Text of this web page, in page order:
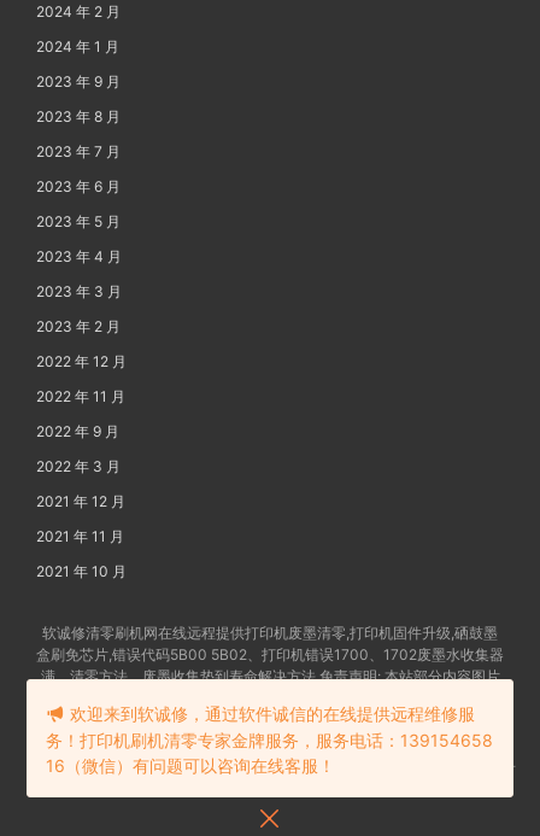
2024 年 2 月
2024 年 1 月
2023 年 9 月
2023 年 8 月
2023 年 7 月
2023 年 6 月
2023 年 5 月
2023 年 4 月
2023 年 3 月
2023 年 2 月
2022 年 12 月
2022 年 11 月
2022 年 9 月
2022 年 3 月
2021 年 12 月
2021 年 11 月
2021 年 10 月
软诚修清零刷机网在线远程提供打印机废墨清零,打印机固件升级,硒鼓墨
盒刷免芯片,错误代码5B00 5B02、打印机错误1700、1702废墨水收集器
满、清零方法、废墨收集垫到寿命解决方法 免责声明: 本站部分内容图片
4号-18
苏公网安备32058302006114号
欢迎来到软诚修，通过软件诚信的在线提供远程维修服
务！打印机刷机清零专家金牌服务，服务电话：139154658
16（微信）有问题可以咨询在线客服！